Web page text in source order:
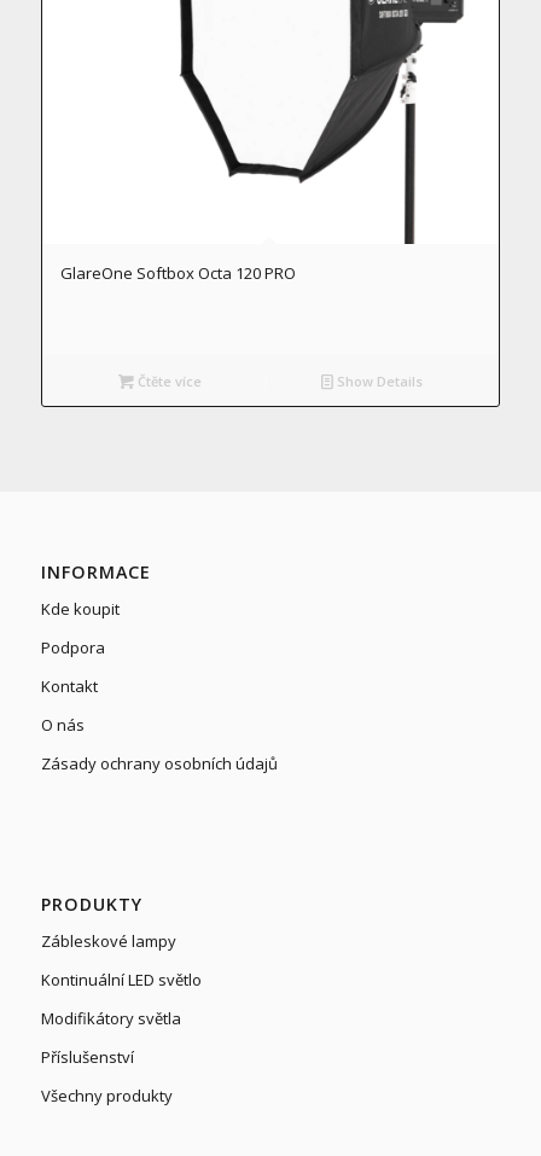
GlareOne Softbox Octa 120 PRO
Čtěte více Show Details
INFORMACE
Kde koupit
Podpora
Kontakt
O nás
Zásady ochrany osobních údajů
PRODUKTY
Zábleskové lampy
Kontinuální LED světlo
Modifikátory světla
Příslušenství
Všechny produkty